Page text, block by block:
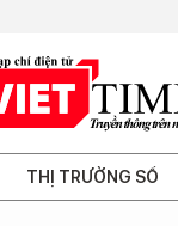
THỊ TRƯỜNG SỐ